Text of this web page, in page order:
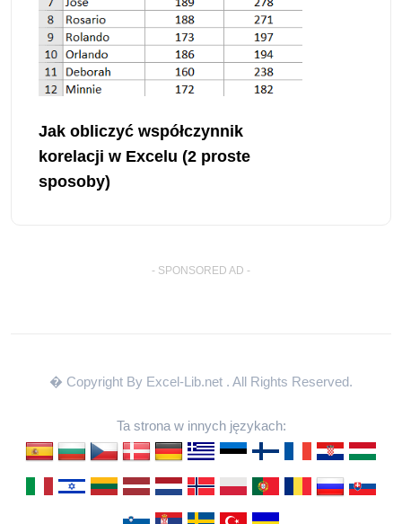
Jak obliczyć współczynnik
korelacji w Excelu (2 proste
sposoby)
- SPONSORED AD -
� Copyright By Excel-Lib.net . All Rights Reserved.
Ta strona w innych językach: